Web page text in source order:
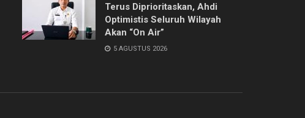
Terus Diprioritaskan, Ahdi
Optimistis Seluruh Wilayah
Akan “On Air”
5 AGUSTUS 2026